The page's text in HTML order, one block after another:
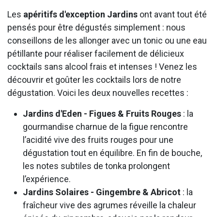
Les apéritifs d'exception Jardins ont avant tout été
pensés pour être dégustés simplement : nous
conseillons de les allonger avec un tonic ou une eau
pétillante pour réaliser facilement de délicieux
cocktails sans alcool frais et intenses ! Venez les
découvrir et goûter les cocktails lors de notre
dégustation. Voici les deux nouvelles recettes :
Jardins d'Eden - Figues & Fruits Rouges : la
gourmandise charnue de la figue rencontre
l’acidité vive des fruits rouges pour une
dégustation tout en équilibre. En fin de bouche,
les notes subtiles de tonka prolongent
l’expérience.
Jardins Solaires - Gingembre & Abricot : la
fraîcheur vive des agrumes réveille la chaleur